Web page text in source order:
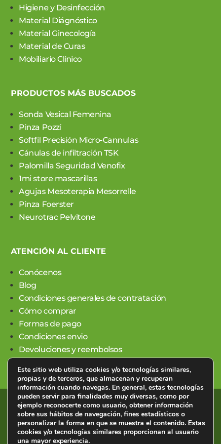
Higiene y Desinfección
Material Diágnóstico
Material Ginecología
Material de Curas
Mobiliario Clínico
PRODUCTOS MÁS BUSCADOS
Sonda Vesical Femenina
Pinza Pozzi
Softfil Precisión Micro-Cannulas
Cánulas de infiltración TSK
Palomilla Seguridad Venofix
1mi store mascarillas
Agujas Mesoterapia Mesorrelle
Pinza Foerster
Neurotrac Pelvitone
ATENCIÓN AL CLIENTE
Conócenos
Blog
Condiciones generales de contratación
Cómo comprar
Formas de pago
Condiciones envio
Devoluciones y reembolsos
©2023 Dismedic Levante · Material Médico Online · Todos
los derechos reservados. ·Privacidad, aviso legal y cookies
Accesibilidad.
Este sitio web utiliza cookies y/o tecnologías similares,
propias y de terceros, que almacenan y recuperan
información cuando navegas. En general, estas tecnologías
pueden servir para finalidades muy diversas, como por
ejemplo reconocerte como usuario, obtener información
sobre sus hábitos de navegación, fines estadísticos o
personalizar la forma en que se muestra el contenido. Estas
cookies y/o tecnologías similares proporcionan al usuario
una mayor experiencia.